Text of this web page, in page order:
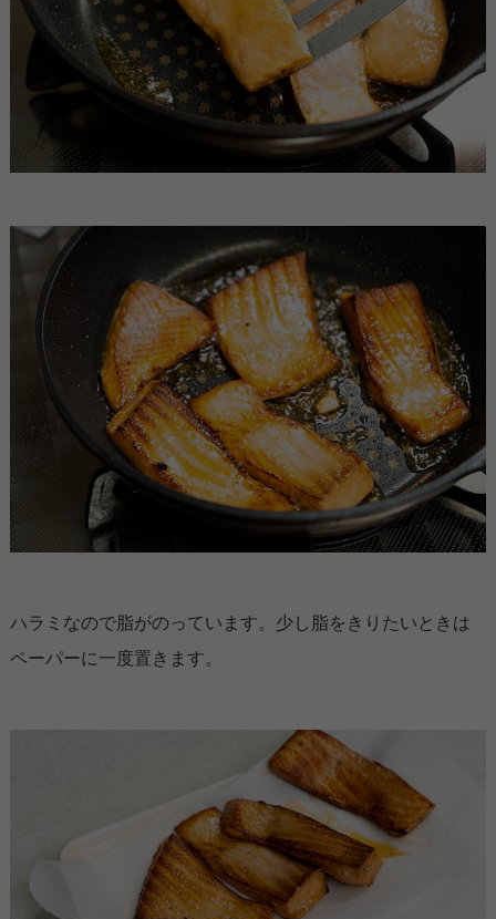
ハラミなので脂がのっています。少し脂をきりたいときは
ペーパーに一度置きます。